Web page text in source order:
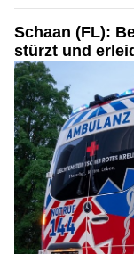
Schaan (FL):
stürzt und